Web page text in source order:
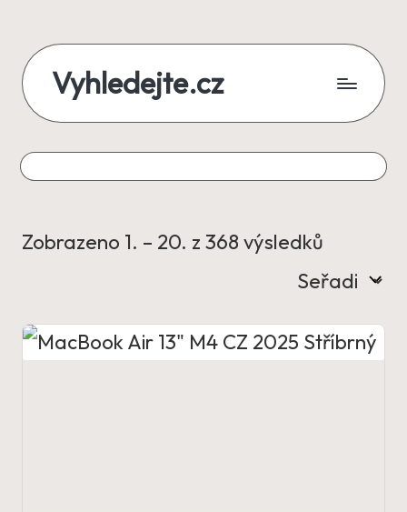
content
Vyhledejte.cz
zájezdy,
recenze,
jednom
místě
Zobrazeno 1. – 20. z 368 výsledků
od